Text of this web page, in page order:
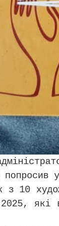
попросив
з 10
які